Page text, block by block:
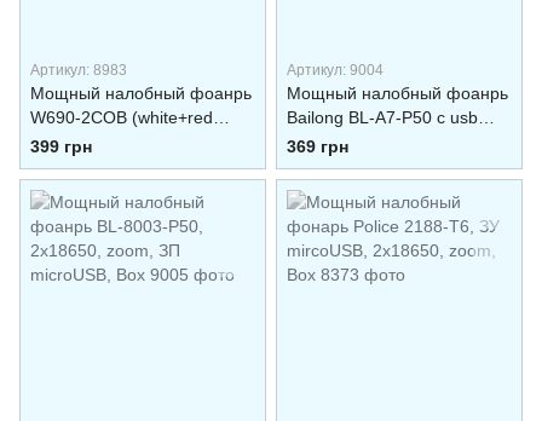
Артикул: 8983
Мощный налобный фоанрь
W690-2COB (white+red
красный свет), датчик
движения, Type-C
399 грн
Артикул: 9004
Мощный налобный фоанрь
Bailong BL-A7-P50 с usb
зарядкой
369 грн